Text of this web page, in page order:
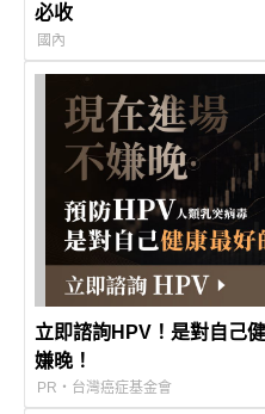
必收
國內
立即諮詢HPV！是對自己
嫌晚！
PR・台灣癌症基金會